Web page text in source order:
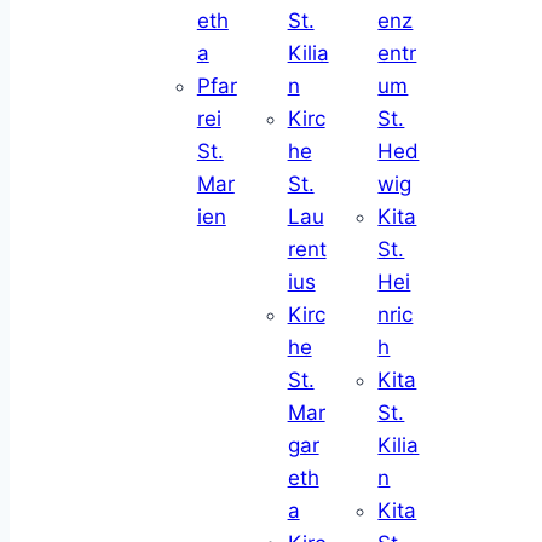
eth
a
Pfar
rei
St.
Mar
ien
St.
Kilia
n
Kirc
he
St.
Lau
rent
ius
Kirc
he
St.
Mar
gar
eth
a
enz
entr
um
St.
Hed
wig
Kita
St.
Hei
nric
h
Kita
St.
Kilia
n
Kita